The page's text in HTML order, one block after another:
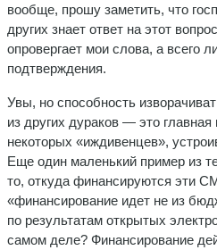
вообще, прошу заметить, что
других знает ответ на этот
опровергает мои слова, а всего
подтверждения.
Увы, но способность
из других дураков — это
некоторых «иждивенцев»,
Еще один маленький пример из
то, откуда финансируются эти
«финансирование идет не из
по результатам открытых
самом деле? Финансирование